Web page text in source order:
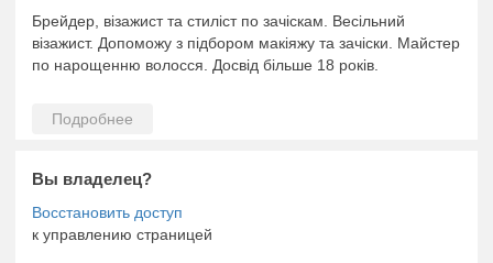
Брейдер, візажист та стиліст по зачіскам. Весільний
візажист. Допоможу з підбором макіяжу та зачіски. Майстер
по нарощенню волосся. Досвід більше 18 років.
Вы владелец?
к управлению страницей